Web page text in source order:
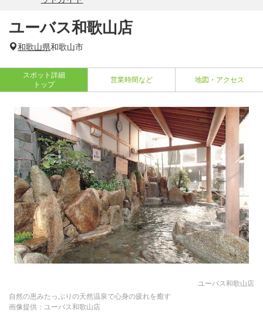
ユーバス和歌山店
和歌山県和歌山市
スポット詳細
トップ
営業時間など 地図・アクセス
ユーバス和歌山店
自然の恵みたっぷりの天然温泉で心身の疲れを癒す
画像提供：ユーバス和歌山店